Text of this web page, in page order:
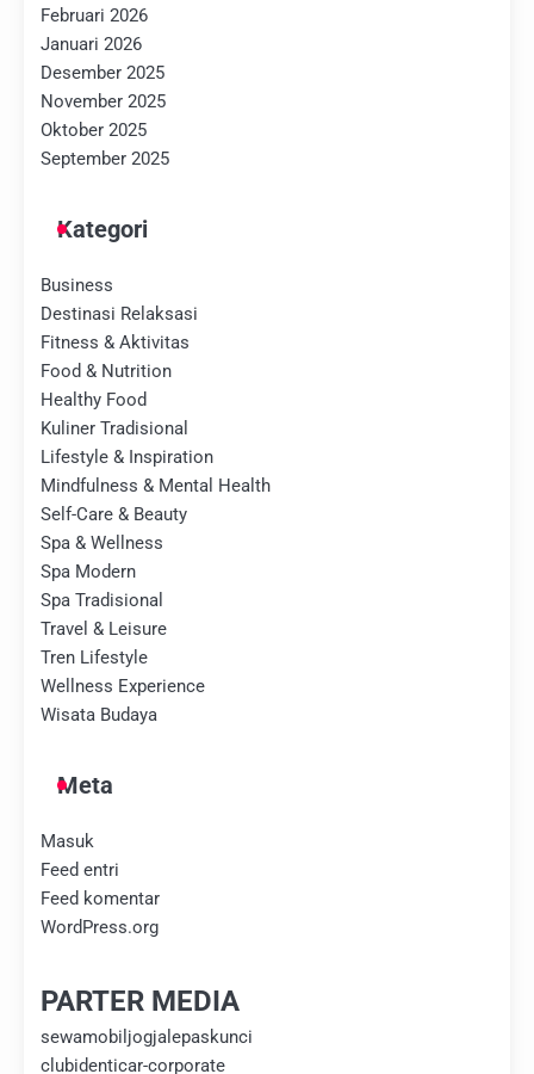
Februari 2026
Januari 2026
Desember 2025
November 2025
Oktober 2025
September 2025
Kategori
Business
Destinasi Relaksasi
Fitness & Aktivitas
Food & Nutrition
Healthy Food
Kuliner Tradisional
Lifestyle & Inspiration
Mindfulness & Mental Health
Self-Care & Beauty
Spa & Wellness
Spa Modern
Spa Tradisional
Travel & Leisure
Tren Lifestyle
Wellness Experience
Wisata Budaya
Meta
Masuk
Feed entri
Feed komentar
WordPress.org
PARTER MEDIA
sewamobiljogjalepaskunci
clubidenticar-corporate